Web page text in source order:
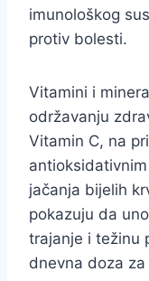
imunološkog
protiv bolesti.
Vitamini i
održavanju
Vitamin C, na
jačanja bijelih
pokazuju da
trajanje i težinu
dnevna doza